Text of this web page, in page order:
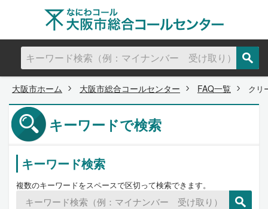
大阪市ホーム 大阪市総合コールセンター FAQ一覧 クリ
キーワードで検索
キーワード検索
複数のキーワードをスペースで区切って検索できます。